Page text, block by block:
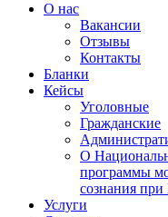
О нас
Вакансии
Отзывы
Контакты
Бланки
Кейсы
Уголовные
Гражданские
О
программы
сознания при
Услуги